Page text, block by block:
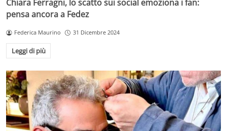
Chiara Ferragni, lo scatto sui social emoziona i fan:
pensa ancora a Fedez
Federica Maurino 31 Dicembre 2024
Leggi di più